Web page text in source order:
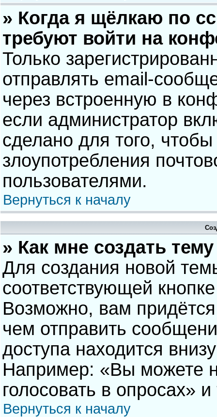
» Когда я щёлкаю по
требуют войти на
Только
отправлять email-
через встроенную в
если администратор
сделано для того, чтобы
злоупотребления
пользователями.
Вернуться к началу
» Как мне создать
Для создания новой
соответствующей
Возможно, вам
чем отправить
доступа находится
Например: «Вы можете
голосовать в опросах» и
Вернуться к началу